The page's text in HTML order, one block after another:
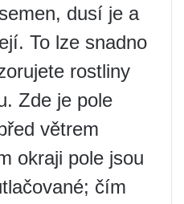
dusí je a
To lze snadno
rostliny
Zde je pole
větrem
okraji pole jsou
čím